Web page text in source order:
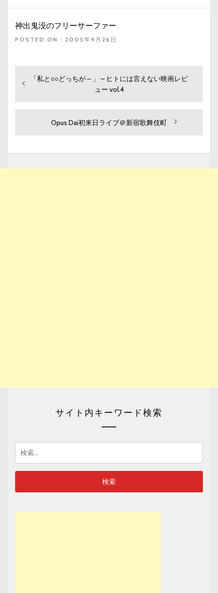
神出鬼没のフリーサーファー
POSTED ON : 2005年9月26日
投
シ
過
「私と○○どっちが～」 – ヒトには言えない映画レビ
ュー vol.4
次
Opus Dai初来日ライブ＠新宿歌舞伎町
サイト内キーワード検索
検
索: